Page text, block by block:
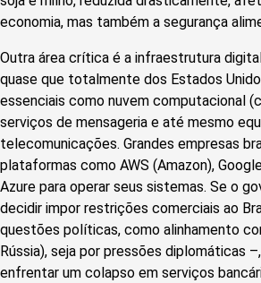
economia, mas também a segurança
Outra área crítica é a infraestrutura
quase que totalmente dos Estados
essenciais como nuvem computacional
serviços de mensageria e até mesmo
telecomunicações. Grandes empresas
plataformas como AWS (Amazon),
Azure para operar seus sistemas. Se o
decidir impor restrições comerciais ao
questões políticas, como alinhamento
Rússia), seja por pressões diplomáticas
enfrentar um colapso em serviços